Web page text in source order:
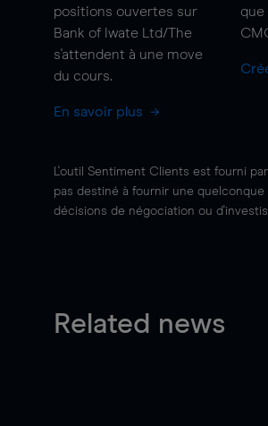
positions ouvertes sur
Bank of Iwate Ltd/The
s'attendent à une move
du cours.
En savoir plus
que
L'outil Sentiment Clients est fourni
pas destiné à fournir une
décisions de négociation ou
Related news